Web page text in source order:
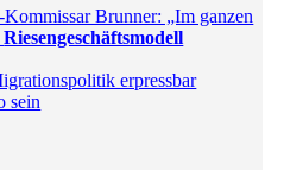
Brunner: „Im ganzen
Riesengeschäftsmodell
erpressbar
sein